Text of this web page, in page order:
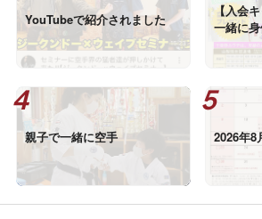
YouTubeで紹介されました
【入会キ
一緒に
んか？
親子で一緒に空手 2026年8